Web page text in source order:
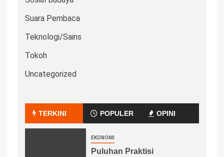
Suara Pembaca
Teknologi/Sains
Tokoh
Uncategorized
TERKINI POPULER OPINI
EKONOMI
Puluhan Praktisi